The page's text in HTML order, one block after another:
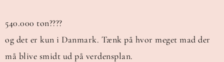
540.000 ton????
og det er kun i Danmark. Tænk på hvor meget mad der
må blive smidt ud på verdensplan.